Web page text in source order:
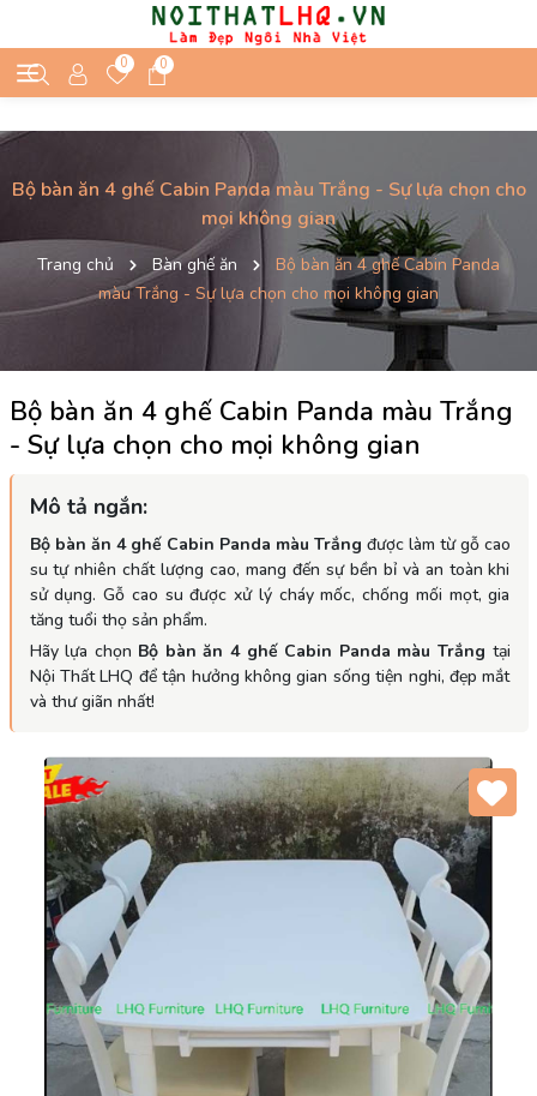
0 0
Bộ bàn ăn 4 ghế Cabin Panda màu Trắng - Sự lựa chọn cho
mọi không gian
Trang chủ Bàn ghế ăn
Bộ bàn ăn 4 ghế Cabin Panda
màu Trắng - Sự lựa chọn cho mọi không gian
Bộ bàn ăn 4 ghế Cabin Panda màu Trắng
- Sự lựa chọn cho mọi không gian
Mô tả ngắn:
Bộ bàn ăn 4 ghế Cabin Panda màu Trắng được làm từ gỗ cao
su tự nhiên chất lượng cao, mang đến sự bền bỉ và an toàn khi
sử dụng. Gỗ cao su được xử lý cháy mốc, chống mối mọt, gia
tăng tuổi thọ sản phẩm.
Hãy lựa chọn Bộ bàn ăn 4 ghế Cabin Panda màu Trắng tại
Nội Thất LHQ để tận hưởng không gian sống tiện nghi, đẹp mắt
và thư giãn nhất!